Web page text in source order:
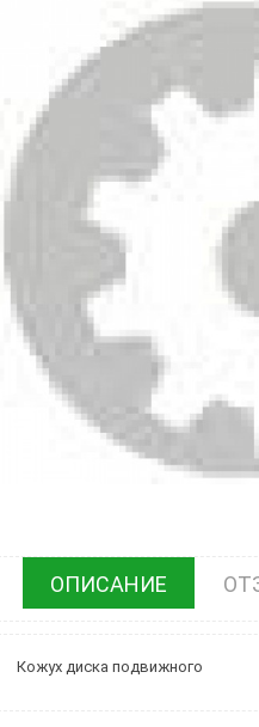
ОПИСАНИЕ
Кожух диска подвижного